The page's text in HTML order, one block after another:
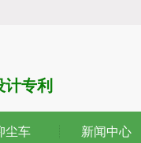
计专利
尘车 新闻中心